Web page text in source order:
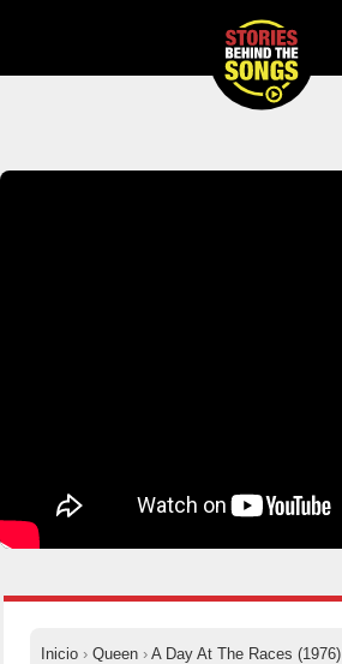
Inicio › Queen › A Day At The Races (1976)